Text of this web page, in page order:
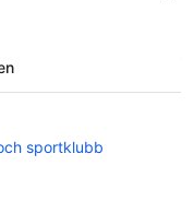
sportklubb